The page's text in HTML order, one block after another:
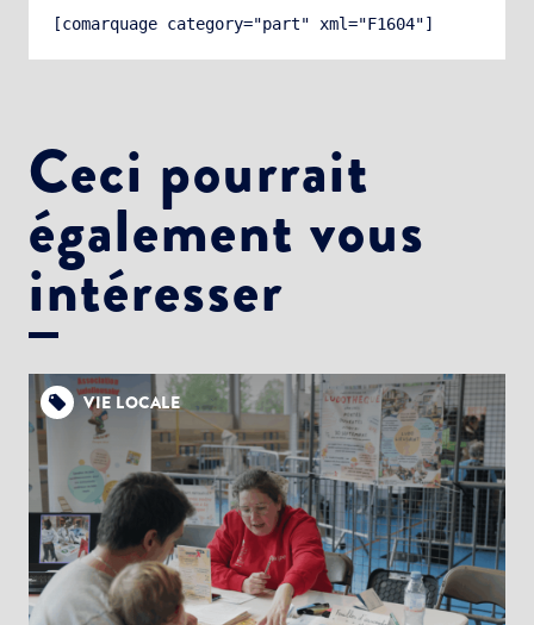
[comarquage category="part" xml="F1604"]
Ceci pourrait
également vous
intéresser
VIE LOCALE
Choisissez votre abonnement :
Alertes Mail
Newsletter Culture